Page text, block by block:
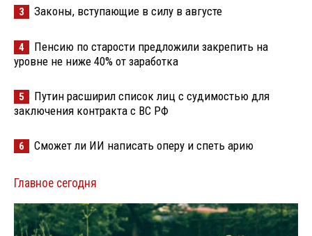
3 Законы, вступающие в силу в августе
4
Пенсию по старости предложили закрепить на
уровне не ниже 40% от заработка
5
Путин расширил список лиц с судимостью для
заключения контракта с ВС РФ
6 Сможет ли ИИ написать оперу и спеть арию
Главное сегодня